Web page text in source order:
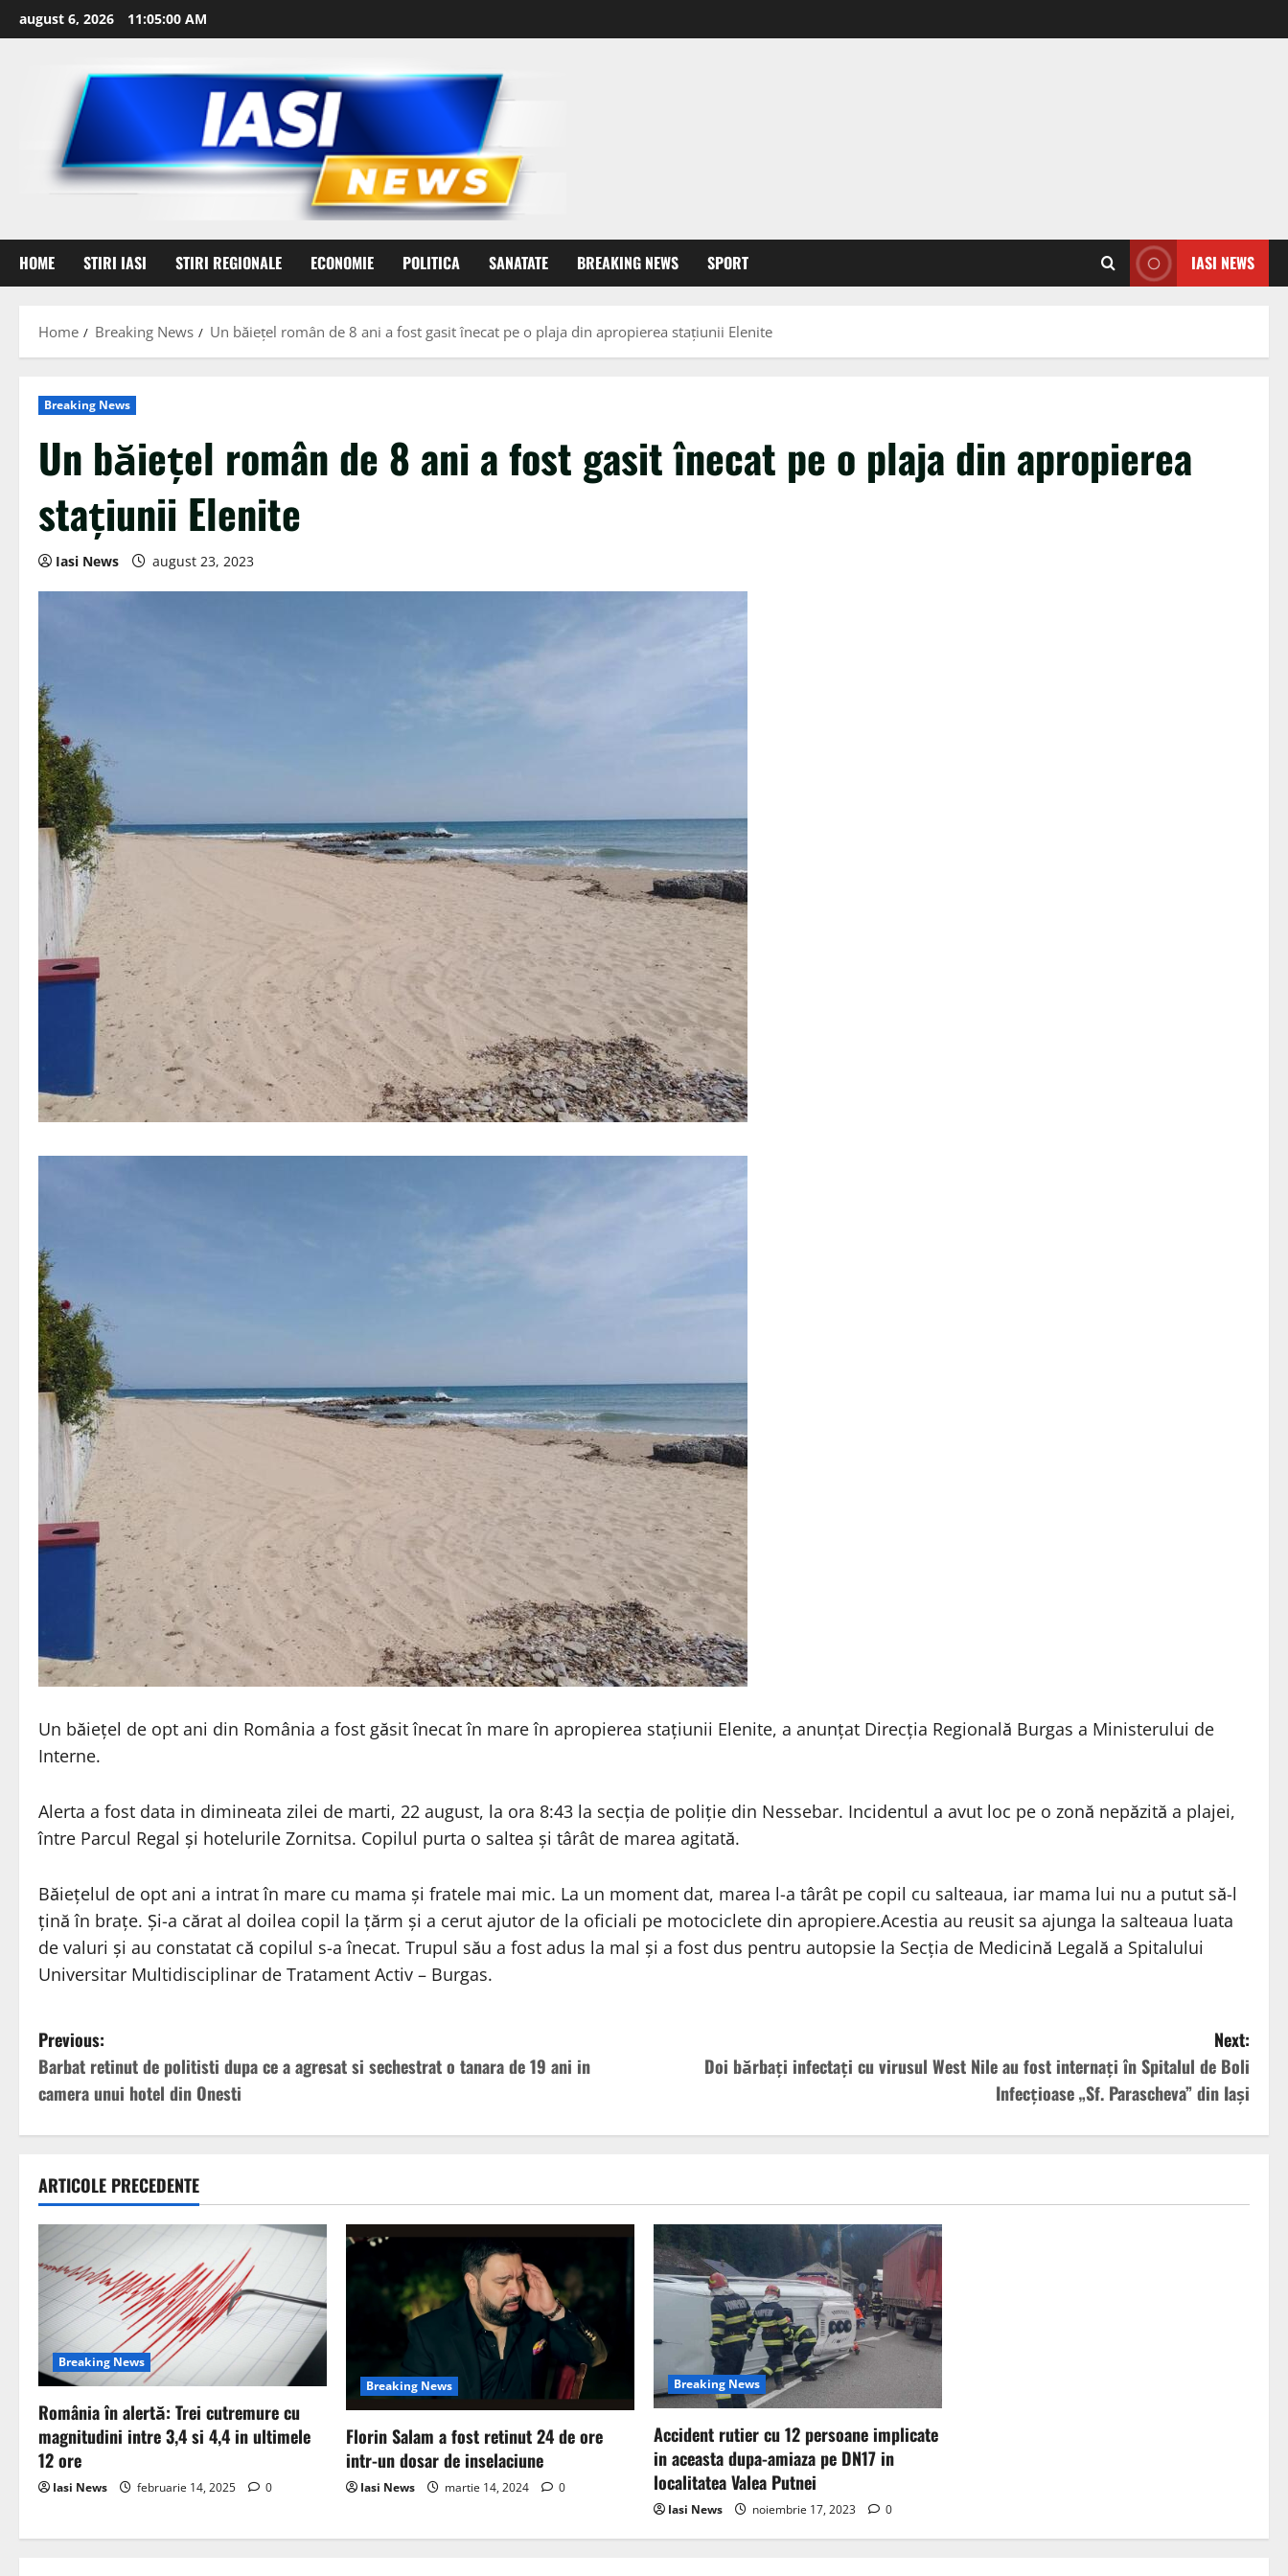
to
august 6, 2026 11:05:01 AM
HOME STIRI IASI STIRI REGIONALE ECONOMIE POLITICA SANATATE BREAKING NEWS SPORT IASI NEWS
Home Breaking News Un băiețel român de 8 ani a fost gasit înecat pe o plaja din apropierea stațiunii Elenite
Breaking News
Un băiețel român de 8 ani a fost gasit înecat pe o plaja din apropierea
stațiunii Elenite
Iasi News august 23, 2023
Un băiețel de opt ani din România a fost găsit înecat în mare în apropierea stațiunii Elenite, a anunțat Direcția Regională Burgas a Ministerului de
Interne.
Alerta a fost data in dimineata zilei de marti, 22 august, la ora 8:43 la secția de poliție din Nessebar. Incidentul a avut loc pe o zonă nepăzită a plajei,
între Parcul Regal și hotelurile Zornitsa. Copilul purta o saltea și târât de marea agitată.
Băiețelul de opt ani a intrat în mare cu mama și fratele mai mic. La un moment dat, marea l-a târât pe copil cu salteaua, iar mama lui nu a putut să-l
țină în brațe. Și-a cărat al doilea copil la țărm și a cerut ajutor de la oficiali pe motociclete din apropiere.Acestia au reusit sa ajunga la salteaua luata
de valuri și au constatat că copilul s-a înecat. Trupul său a fost adus la mal și a fost dus pentru autopsie la Secția de Medicină Legală a Spitalului
Universitar Multidisciplinar de Tratament Activ – Burgas.
P
o
s
n
v
i
g
a
t
i
o
Previous:
Barbat retinut de politisti dupa ce a agresat si sechestrat o tanara de 19 ani in
camera unui hotel din Onesti
Next:
Doi bărbaţi infectaţi cu virusul West Nile au fost internaţi în Spitalul de Boli
Infecţioase „Sf. Parascheva” din Iaşi
ARTICOLE PRECEDENTE
Breaking News
România în alertă: Trei cutremure cu
magnitudini intre 3,4 si 4,4 in ultimele
12 ore
Iasi News februarie 14, 2025 0
Breaking News
Florin Salam a fost retinut 24 de ore
intr-un dosar de inselaciune
Iasi News martie 14, 2024 0
Breaking News
Accident rutier cu 12 persoane implicate
in aceasta dupa-amiaza pe DN17 in
localitatea Valea Putnei
Iasi News noiembrie 17, 2023 0